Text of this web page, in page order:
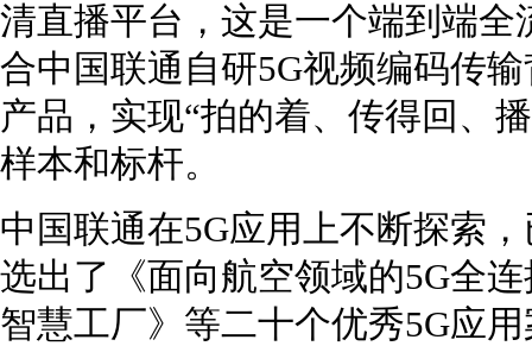
清直播平台，这是一个端到端
合中国联通自研5G视频编码传
产品，实现“拍的着、传得回、
样本和标杆。
中国联通在5G应用上不断探索
选出了《面向航空领域的5G全
智慧工厂》等二十个优秀5G应